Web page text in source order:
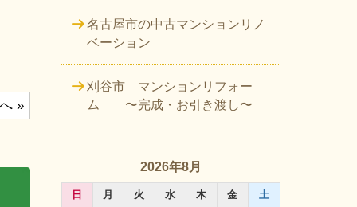
»
名古屋市の中古マンションリノ
ベーション
刈谷市 マンションリフォー
ム 〜完成・お引き渡し〜
2026年8月
日 月 火 水 木 金 土